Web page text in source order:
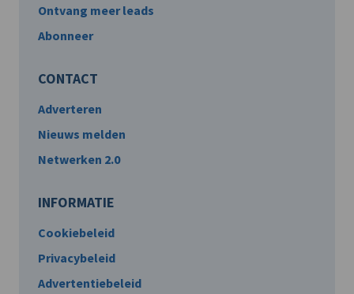
Ontvang meer leads
Abonneer
CONTACT
Adverteren
Nieuws melden
Netwerken 2.0
INFORMATIE
Cookiebeleid
Privacybeleid
Advertentiebeleid